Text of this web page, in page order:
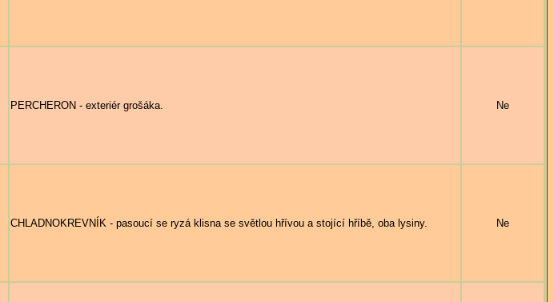
PERCHERON - exteriér grošáka. Ne
CHLADNOKREVNÍK - pasoucí se ryzá klisna se světlou hřívou a stojící hříbě, oba lysiny. Ne